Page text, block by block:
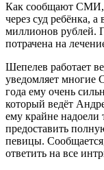
Как сообщают СМИ,
через суд ребёнка,
миллионов рублей.
потрачена на
Шепелев работает
уведомляет многие
года ему очень
который ведёт
ему крайне
предоставить
певицы.
ответить на все